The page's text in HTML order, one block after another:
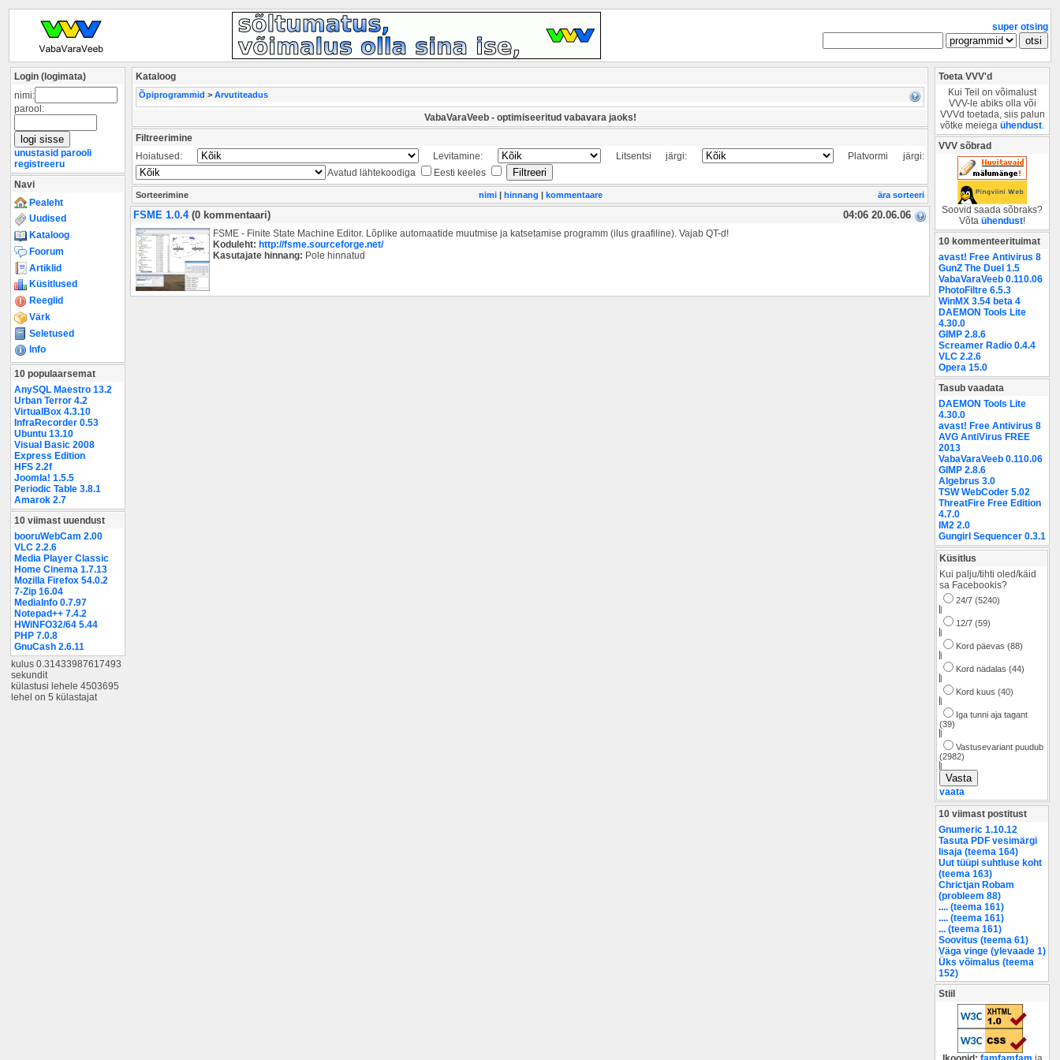
super otsing
Login (logimata)
nimi:
parool:
unustasid parooli
registreeru
Navi
Pealeht
Uudised
Kataloog
Foorum
Artiklid
Küsitlused
Reeglid
Värk
Seletused
Info
10 populaarsemat
AnySQL Maestro 13.2
Urban Terror 4.2
VirtualBox 4.3.10
InfraRecorder 0.53
Ubuntu 13.10
Visual Basic 2008
Express Edition
HFS 2.2f
Joomla! 1.5.5
Periodic Table 3.8.1
Amarok 2.7
10 viimast uuendust
booruWebCam 2.00
VLC 2.2.6
Media Player Classic
Home Cinema 1.7.13
Mozilla Firefox 54.0.2
7-Zip 16.04
MediaInfo 0.7.97
Notepad++ 7.4.2
HWiNFO32/64 5.44
PHP 7.0.8
GnuCash 2.6.11
kulus 0.31433987617493
sekundit
külastusi lehele 4503695
lehel on 5 külastajat
Kataloog
Õpiprogrammid > Arvutiteadus
VabaVaraVeeb - optimiseeritud vabavara jaoks!
Filtreerimine
Hoiatused:
Levitamine: Litsentsi järgi:
Platvormi järgi:
Avatud lähtekoodiga
Eesti keeles
Sorteerimine nimi | hinnang | kommentaare ära sorteeri
04:06 20.06.06
FSME 1.0.4(0 kommentaari)
FSME - Finite State Machine Editor. Lõplike automaatide muutmise ja katsetamise programm (ilus graafiline). Vajab QT-d!
Koduleht: http://fsme.sourceforge.net/
Kasutajate hinnang: Pole hinnatud
Toeta VVV'd
Kui Teil on võimalust
VVV-le abiks olla või
VVVd toetada, siis palun
võtke meiega ühendust.
VVV sõbrad
Soovid saada sõbraks?
Võta ühendust!
10 kommenteerituimat
avast! Free Antivirus 8
GunZ The Duel 1.5
VabaVaraVeeb 0.110.06
PhotoFiltre 6.5.3
WinMX 3.54 beta 4
DAEMON Tools Lite
4.30.0
GIMP 2.8.6
Screamer Radio 0.4.4
VLC 2.2.6
Opera 15.0
Tasub vaadata
DAEMON Tools Lite
4.30.0
avast! Free Antivirus 8
AVG AntiVirus FREE
2013
VabaVaraVeeb 0.110.06
GIMP 2.8.6
Algebrus 3.0
TSW WebCoder 5.02
ThreatFire Free Edition
4.7.0
IM2 2.0
Gungirl Sequencer 0.3.1
Küsitlus
Kui palju/tihti oled/käid
sa Facebookis?
24/7 (5240)
|
12/7 (59)
|
Kord päevas (88)
|
Kord nädalas (44)
|
Kord kuus (40)
|
Iga tunni aja tagant
(39)
|
Vastusevariant puudub
(2982)
|
vaata
10 viimast postitust
Gnumeric 1.10.12
Tasuta PDF vesimärgi
lisaja (teema 164)
Uut tüüpi suhtluse koht
(teema 163)
Chrictjan Robam
(probleem 88)
.... (teema 161)
.... (teema 161)
... (teema 161)
Soovitus (teema 61)
Väga vinge (ylevaade 1)
Üks võimalus (teema
152)
Stiil